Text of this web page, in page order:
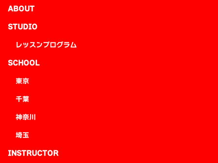
ABOUT
STUDIO
レッスンプログラム
SCHOOL
東京
千葉
神奈川
埼玉
INSTRUCTOR